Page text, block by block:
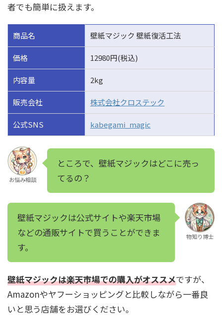
者でも簡単に扱えます。
商品名 壁紙マジック 壁紙復活工法
価格 12980円(税込)
内容量 2kg
販売会社 株式会社クロステック
公式SNS kabegami_magic
お悩み相談
ところで、壁紙マジックはどこに売っ
てるの？
壁紙マジックは公式サイトや楽天市場
などの通販サイトで買うことができま
す。
物知り博士
壁紙マジックは楽天市場での購入がオススメですが、
Amazonやヤフーショッピングと比較しながら一番良
いと思う店舗をお選びください。